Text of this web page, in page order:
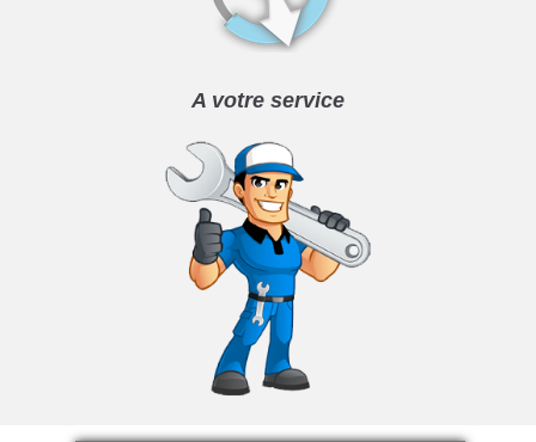
A votre service